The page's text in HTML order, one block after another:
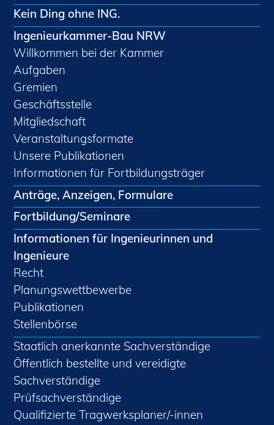
Kein Ding ohne ING.
Ingenieurkammer-Bau NRW
Willkommen bei der Kammer
Aufgaben
Gremien
Geschäftsstelle
Mitgliedschaft
Veranstaltungsformate
Unsere Publikationen
Informationen für Fortbildungsträger
Anträge, Anzeigen, Formulare
Fortbildung/Seminare
Informationen für Ingenieurinnen und
Ingenieure
Recht
Planungswettbewerbe
Publikationen
Stellenbörse
Staatlich anerkannte Sachverständige
Öffentlich bestellte und vereidigte
Sachverständige
Prüfsachverständige
Qualifizierte Tragwerksplaner/-innen